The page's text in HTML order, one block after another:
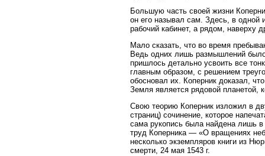
Большую часть своей жизни
он его называл сам. Здесь, в одной
рабочий кабинет, а рядом, наверху
Мало сказать, что во время
Ведь одних лишь размышлений
пришлось детально усвоить все
главным образом, с решением
обосновал их. Коперник доказал,
Земля является рядовой планетой,
Свою теорию Коперник изложил в
страниц) сочинение, которое
сама рукопись была найдена лишь
труд Коперника — «О вращениях
несколько экземпляров книги из
смерти, 24 мая 1543 г.